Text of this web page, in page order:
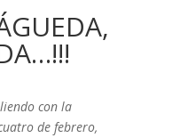
con la
de febrero,